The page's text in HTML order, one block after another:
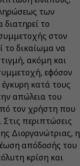
των
το
στον
το δικαίωμα να
ακόμη και
εφόσον
έγκυρη κατά τους
απώλεια του
τον χρήστη που
περιπτώσεις
Διοργανώτριας, η
απόδοσής του
κρίση και